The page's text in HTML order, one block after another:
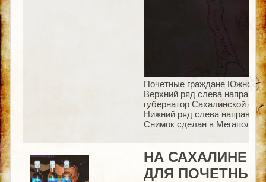
Почетные граждане Южно-
Верхний ряд слева
губернатор Сахалинской
Нижний ряд слева
Снимок сделан в Мегаполисе
НА САХАЛИНЕ
ДЛЯ ПОЧЕТНЫХ